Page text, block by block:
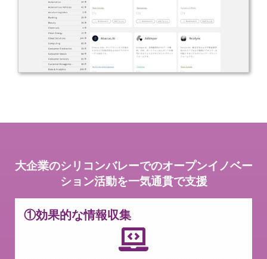
大企業のシリコンバレーでのオープンイノベー
ション活動を一気通貫で支援
①効果的な情報収集